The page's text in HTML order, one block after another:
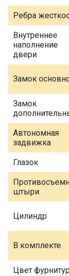
Ребра
Внутреннее
наполнение
двери
Замок
Замок
Автономная
задвижка
Глазок
штыри
Цилиндр
В комплекте
Цвет